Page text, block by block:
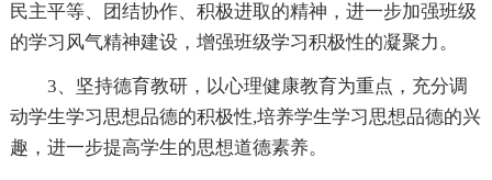
民主平等、团结协作、积极进取的精神，进一步加强班级
的学习风气精神建设，增强班级学习积极性的凝聚力。
3、坚持德育教研，以心理健康教育为重点，充分调
动学生学习思想品德的积极性,培养学生学习思想品德的兴
趣，进一步提高学生的思想道德素养。